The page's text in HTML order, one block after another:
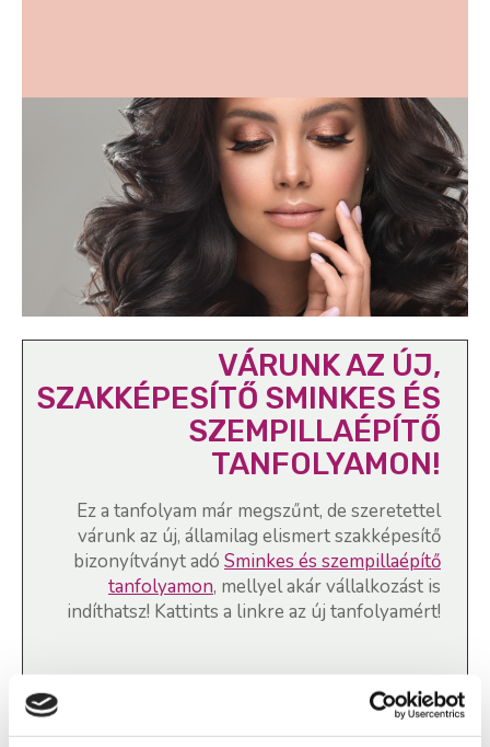
VÁRUNK AZ ÚJ,
SZAKKÉPESÍTŐ SMINKES ÉS
SZEMPILLAÉPÍTŐ
TANFOLYAMON!
Ez a tanfolyam már megszűnt, de szeretettel
várunk az új, államilag elismert szakképesítő
bizonyítványt adó Sminkes és szempillaépítő
tanfolyamon, mellyel akár vállalkozást is
indíthatsz! Kattints a linkre az új tanfolyamért!
Sminkes és szempillaépítő